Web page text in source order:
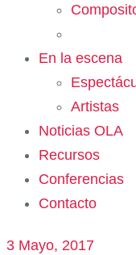
En la escena
Artistas
Noticias OLA
Recursos
Conferencias
Contacto
3 Mayo, 2017